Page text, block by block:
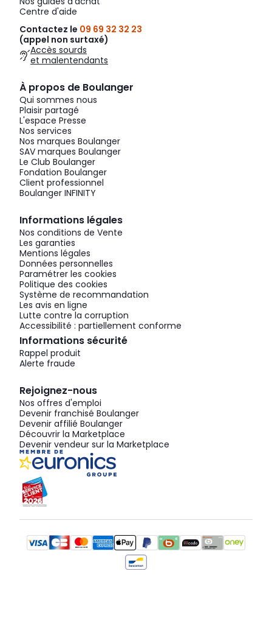
Centre d'aide
Contactez le 09 69 32 32 23
(appel non surtaxé)
Accès sourds
et malentendants
À propos de Boulanger
Qui sommes nous
Plaisir partagé
L'espace Presse
Nos services
Nos marques Boulanger
SAV marques Boulanger
Le Club Boulanger
Fondation Boulanger
Client professionnel
Boulanger INFINITY
Informations légales
Nos conditions de Vente
Les garanties
Mentions légales
Données personnelles
Paramétrer les cookies
Politique des cookies
Système de recommandation
Les avis en ligne
Lutte contre la corruption
Accessibilité : partiellement conforme
Informations sécurité
Rappel produit
Alerte fraude
Rejoignez-nous
Nos offres d'emploi
Devenir franchisé Boulanger
Devenir affilié Boulanger
Découvrir la Marketplace
Devenir vendeur sur la Marketplace